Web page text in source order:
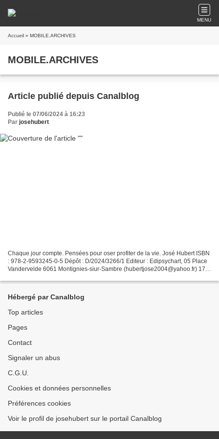
MENU
Accueil » MOBILE.ARCHIVES
MOBILE.ARCHIVES
Article publié depuis Canalblog
Publié le 07/06/2024 à 16:23
Par josehubert
Chaque jour compte. Pensées pour oser profiter de la vie. José Hubert ISBN
: 978-2-9593245-0-5 Dépôt : D/2024/3266/1 Editeur : Edipsychart, 05 Place
Vandervelde 6061 Montignies-siur-Sambre (hubertjose2004@yahoo.fr) 172
chaque-jour-compte-pensees-pour-oser-profiter-de-la-vie-
Hébergé par Canalblog
Top articles
Pages
Contact
Signaler un abus
C.G.U.
Cookies et données personnelles
Préférences cookies
Voir le profil de josehubert sur le portail Canalblog